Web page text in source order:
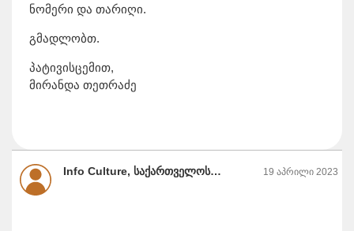
ნომერი და თარიღი.
გმადლობთ.
პატივისცემით,
მირანდა თეთრაძე
Info Culture, საქართველოს კულტურის, სპორტისა და ახალგაზრდობის სამინისტრო 19 აპრილი 2023